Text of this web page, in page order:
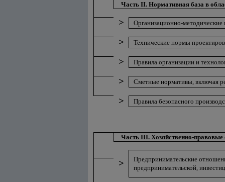
Часть II. Нормативная база в
> Организационно-
> Технические нормы
> Правила организации и
> Сметные нормативы, включая
> Правила безопасного
Часть III. Хозяйственно-правовые
Предпринимательские
предпринимательской,
>